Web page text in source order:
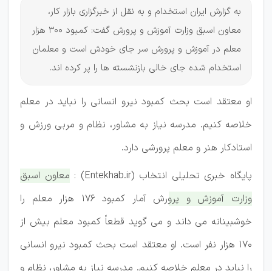
به گزارش ایران استخدام و به نقل از خبرگزاری بازار کار،
معاون اسبق وزارت آموزش و پرورش گفت: کمبود 300 هزار
معلم در آموزش و پرورش سر جای خودش است و معلمان
استخدام شده جای خالی بازنشسته ها را پر کرده اند.
او معتقد است بحث کمبود نیرو انسانی را نباید در معلم
خلاصه کنیم. مدرسه نیاز به مشاور، نظام و مربی ورزش و
استادکار هنر و معلم پرورشی دارد.
پایگاه خبری تحلیلی انتخاب (Entekhab.ir) :
معاون اسبق
وزارت آموزش و پرورش آمار کمبود ۱۷۶ هزار معلم را
خوشبینانه می داند و می گوید قطعاً کمبود معلم بیش از
۱۷۰ هزار نفر است.
او معتقد است بحث کمبود نیرو انسانی
را نباید در معلم خلاصه کنیم. مدرسه نیاز به مشاور، نظام و